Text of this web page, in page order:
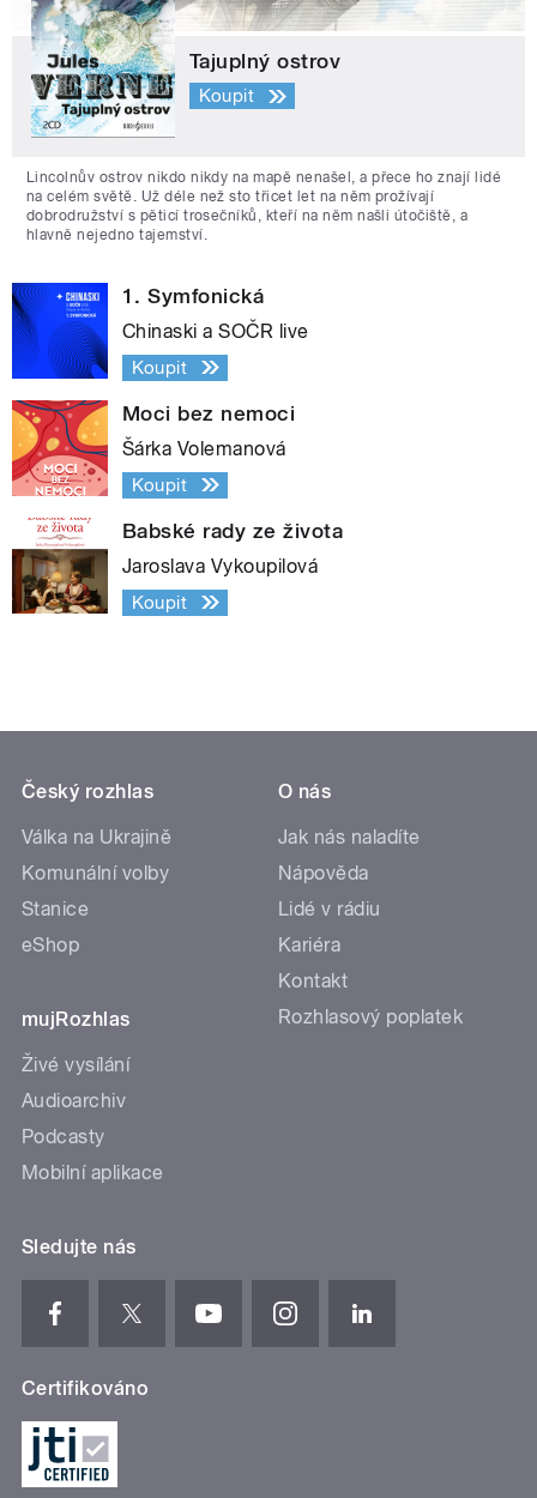
Tajuplný ostrov
Koupit
Lincolnův ostrov nikdo nikdy na mapě nenašel, a přece ho znají lidé
na celém světě. Už déle než sto třicet let na něm prožívají
dobrodružství s pěticí trosečníků, kteří na něm našli útočiště, a
hlavně nejedno tajemství.
1. Symfonická
Chinaski a SOČR live
Koupit
Moci bez nemoci
Šárka Volemanová
Koupit
Babské rady ze života
Jaroslava Vykoupilová
Koupit
Český rozhlas
Válka na Ukrajině
Komunální volby
Stanice
eShop
mujRozhlas
Živé vysílání
Audioarchiv
Podcasty
Mobilní aplikace
O nás
Jak nás naladíte
Nápověda
Lidé v rádiu
Kariéra
Kontakt
Rozhlasový poplatek
Sledujte nás
Certifikováno